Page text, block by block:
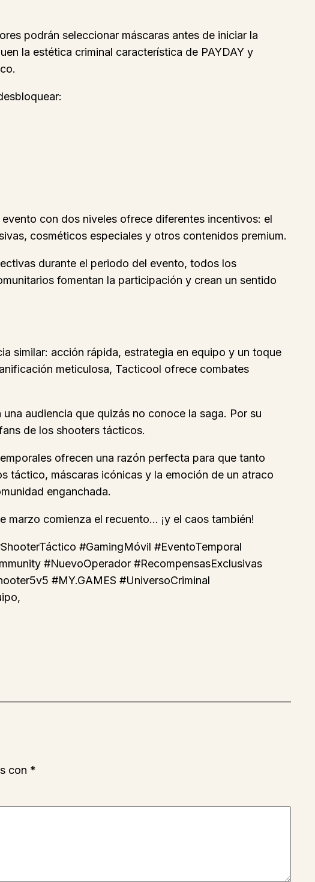
podrán seleccionar máscaras antes de iniciar la
la estética criminal característica de PAYDAY y
con dos niveles ofrece diferentes incentivos: el
cosméticos especiales y otros contenidos premium.
durante el periodo del evento, todos los
fomentan la participación y crean un sentido
similar: acción rápida, estrategia en equipo y un toque
meticulosa, Tacticool ofrece combates
audiencia que quizás no conoce la saga. Por su
de los shooters tácticos.
ofrecen una razón perfecta para que tanto
táctico, máscaras icónicas y la emoción de un atraco
enganchada.
marzo comienza el recuento… ¡y el caos también!
#GamingMóvil #EventoTemporal
#NuevoOperador #RecompensasExclusivas
#MY.GAMES #UniversoCriminal
con *